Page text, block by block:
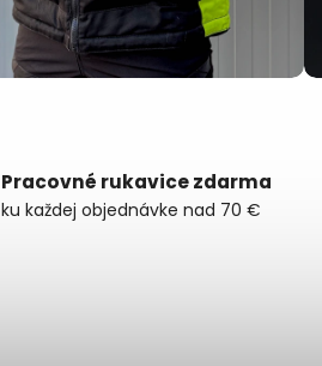
Pracovné rukavice zdarma
ku každej objednávke nad 70 €